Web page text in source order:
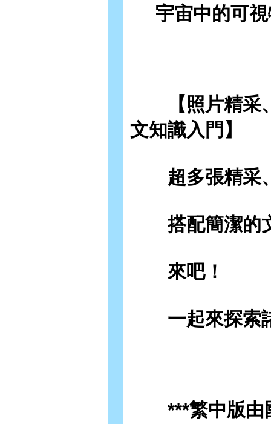
宇宙中的可
【照片精采、
文知識入門】
超多張精采、
搭配簡潔的
來吧！
一起來探索諸
***繁中版由